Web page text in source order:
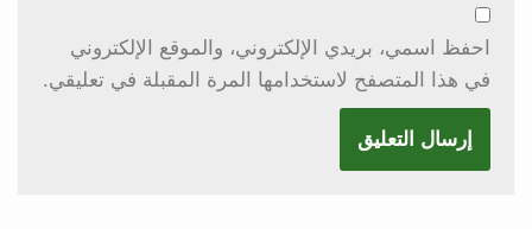
احفظ اسمي، بريدي الإلكتروني، والموقع الإلكتروني
في هذا المتصفح لاستخدامها المرة المقبلة في تعليقي.